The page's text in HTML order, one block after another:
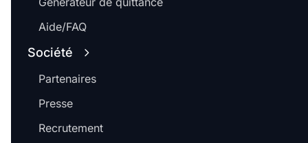
Aide/FAQ
Société
Partenaires
Presse
Recrutement